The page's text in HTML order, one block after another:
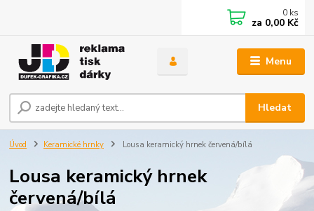
Menu
Hledat
0 ks
za 0,00 Kč
Úvod Keramické hrnky Lousa keramický hrnek červená/bílá
Lousa keramický hrnek
červená/bílá